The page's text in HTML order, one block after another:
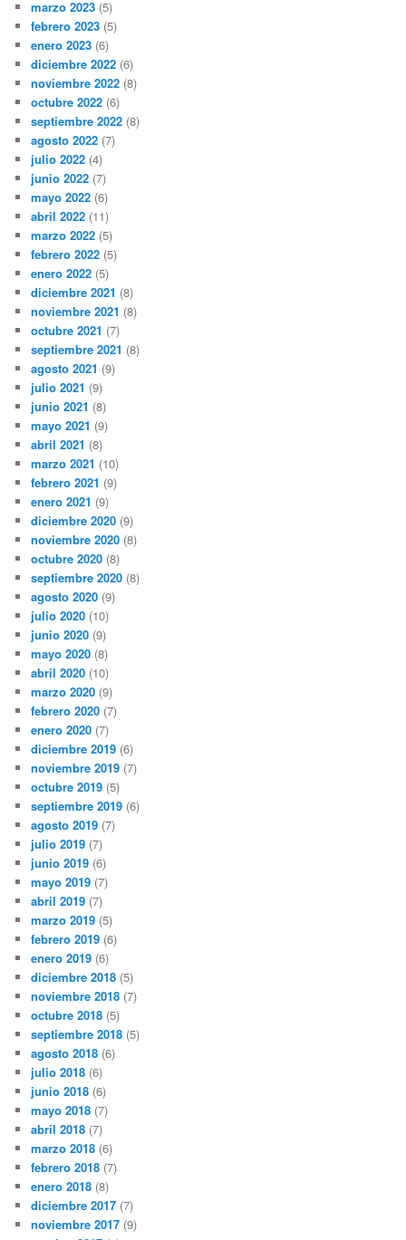
marzo 2023 (5)
febrero 2023 (5)
enero 2023 (6)
diciembre 2022 (6)
noviembre 2022 (8)
octubre 2022 (6)
septiembre 2022 (8)
agosto 2022 (7)
julio 2022 (4)
junio 2022 (7)
mayo 2022 (6)
abril 2022 (11)
marzo 2022 (5)
febrero 2022 (5)
enero 2022 (5)
diciembre 2021 (8)
noviembre 2021 (8)
octubre 2021 (7)
septiembre 2021 (8)
agosto 2021 (9)
julio 2021 (9)
junio 2021 (8)
mayo 2021 (9)
abril 2021 (8)
marzo 2021 (10)
febrero 2021 (9)
enero 2021 (9)
diciembre 2020 (9)
noviembre 2020 (8)
octubre 2020 (8)
septiembre 2020 (8)
agosto 2020 (9)
julio 2020 (10)
junio 2020 (9)
mayo 2020 (8)
abril 2020 (10)
marzo 2020 (9)
febrero 2020 (7)
enero 2020 (7)
diciembre 2019 (6)
noviembre 2019 (7)
octubre 2019 (5)
septiembre 2019 (6)
agosto 2019 (7)
julio 2019 (7)
junio 2019 (6)
mayo 2019 (7)
abril 2019 (7)
marzo 2019 (5)
febrero 2019 (6)
enero 2019 (6)
diciembre 2018 (5)
noviembre 2018 (7)
octubre 2018 (5)
septiembre 2018 (5)
agosto 2018 (6)
julio 2018 (6)
junio 2018 (6)
mayo 2018 (7)
abril 2018 (7)
marzo 2018 (6)
febrero 2018 (7)
enero 2018 (8)
diciembre 2017 (7)
noviembre 2017 (9)